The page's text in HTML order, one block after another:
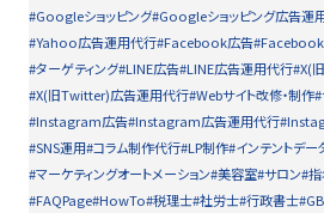
#Googleショッピング#Googleショッピング広告運
#Yahoo広告運用代行#Facebook広告
#ターゲティング#LINE広告#LINE広告運用代行#X(
#X(旧Twitter)広告運用代行#Webサイト改修・制作#
#Instagram広告#Instagram広告運用代行
#SNS運用#コラム制作代行#LP制作#インテントデー
#マーケティングオートメーション#美容室#サロン#
#FAQPage#HowTo#税理士#社労士#行政書士